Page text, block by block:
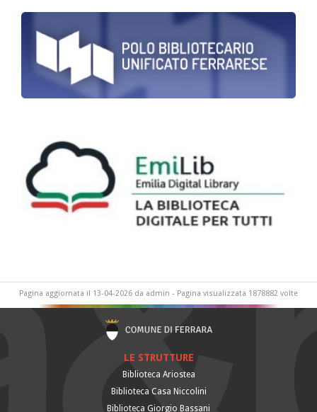
Pagina aggiornata il 13-04-2026 da admin - Pagina visualizzata 1878882 volte
LE STRUTTURE
Biblioteca Ariostea
Biblioteca Casa Niccolini
Biblioteca Giorgio Bassani